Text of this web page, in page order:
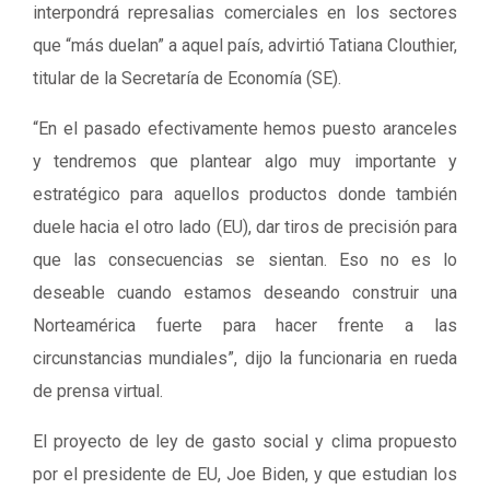
interpondrá represalias comerciales en los sectores
que “más duelan” a aquel país, advirtió Tatiana Clouthier,
titular de la Secretaría de Economía (SE).
“En el pasado efectivamente hemos puesto aranceles
y tendremos que plantear algo muy importante y
estratégico para aquellos productos donde también
duele hacia el otro lado (EU), dar tiros de precisión para
que las consecuencias se sientan. Eso no es lo
deseable cuando estamos deseando construir una
Norteamérica fuerte para hacer frente a las
circunstancias mundiales”, dijo la funcionaria en rueda
de prensa virtual.
El proyecto de ley de gasto social y clima propuesto
por el presidente de EU, Joe Biden, y que estudian los